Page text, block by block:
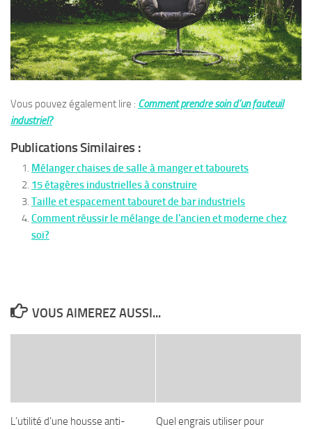
Vous pouvez également lire : Comment prendre soin d’un fauteuil
industriel?
Publications Similaires :
Mélanger chaises de salle à manger et tabourets
15 étagères industrielles à construire
Taille et espacement tabouret de bar industriels
Comment réussir le mélange de l'ancien et moderne chez
soi?
VOUS AIMEREZ AUSSI...
L’utilité d’une housse anti-
Quel engrais utiliser pour